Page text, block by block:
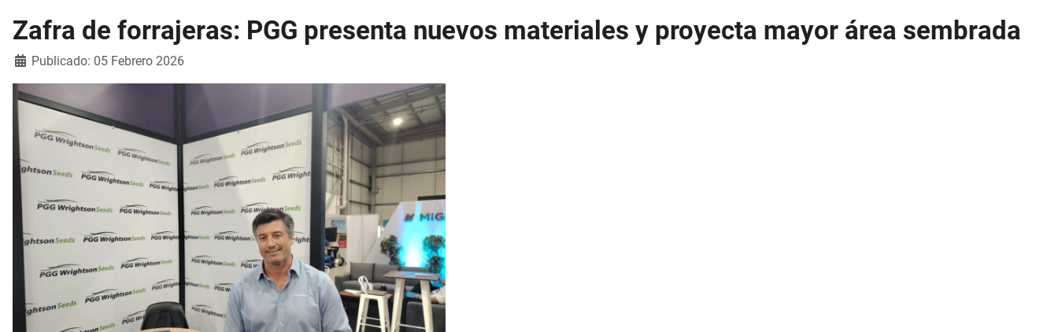
Zafra de forrajeras: PGG presenta nuevos materiales y proyecta mayor área sembrada
Detalles
Publicado: 05 Febrero 2026